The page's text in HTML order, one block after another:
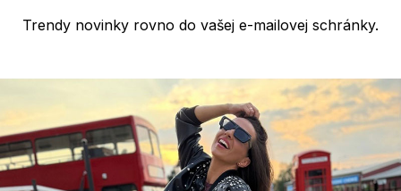
Trendy novinky rovno do vašej e-mailovej schránky.